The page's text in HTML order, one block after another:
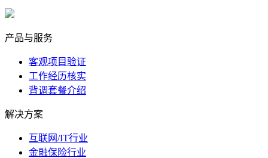
产品与服务
客观项目验证
工作经历核实
背调套餐介绍
解决方案
互联网/IT行业
金融保险行业